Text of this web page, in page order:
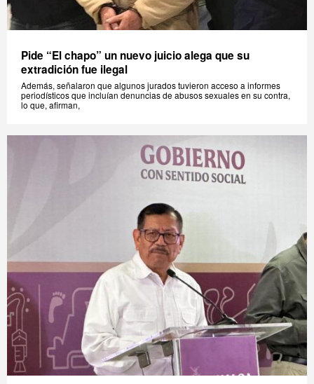
Pide “El chapo” un nuevo juicio alega que su
extradición fue ilegal
Además, señalaron que algunos jurados tuvieron acceso a informes
periodísticos que incluían denuncias de abusos sexuales en su contra,
lo que, afirman,